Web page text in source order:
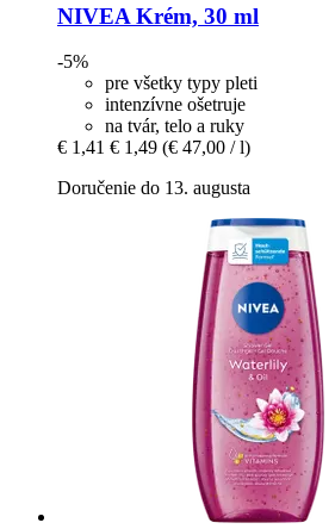
NIVEA Krém, 30 ml
-5%
pre všetky typy pleti
intenzívne ošetruje
na tvár, telo a ruky
€ 1,41 € 1,49 (€ 47,00 / l)
Doručenie do 13. augusta